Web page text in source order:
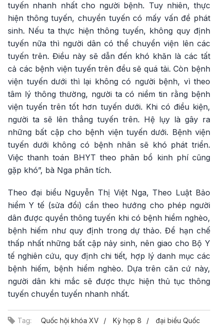
tuyến nhanh nhất cho người bệnh. Tuy nhiên, thực
hiện thông tuyến, chuyển tuyến có mấy vấn đề phát
sinh. Nếu ta thực hiện thông tuyến, không quy định
tuyến nữa thì người dân có thể chuyển viện lên các
tuyến trên. Điều này sẽ dẫn đến khó khăn là các tất
cả các bệnh viện tuyến trên đều sẽ quá tải. Còn bệnh
viện tuyến dưới thì lại không có người bệnh, vì theo
tâm lý thông thường, người ta có niềm tin rằng bệnh
viện tuyến trên tốt hơn tuyến dưới. Khi có điều kiện,
người ta sẽ lên thẳng tuyến trên. Hệ lụy là gây ra
những bất cập cho bệnh viện tuyến dưới. Bệnh viện
tuyến dưới không có bệnh nhân sẽ khó phát triển.
Việc thanh toán BHYT theo phân bổ kinh phí cũng
gặp khó”, bà Nga phân tích.
Theo đại biểu Nguyễn Thị Việt Nga, Theo Luật Bảo
hiểm Y tế (sửa đổi) cần theo hướng cho phép người
dân được quyền thông tuyến khi có bệnh hiểm nghèo,
bệnh hiếm như quy định trong dự thảo. Để hạn chế
thấp nhất những bất cập nảy sinh, nên giao cho Bộ Y
tế nghiên cứu, quy định chi tiết, hợp lý danh mục các
bệnh hiếm, bệnh hiểm nghèo. Dựa trên căn cứ này,
người dân khi mắc sẽ được thực hiện thủ tục thông
tuyến chuyển tuyến nhanh nhất.
Tag: Quốc hội khóa XV Kỳ họp 8
đại biểu Quốc